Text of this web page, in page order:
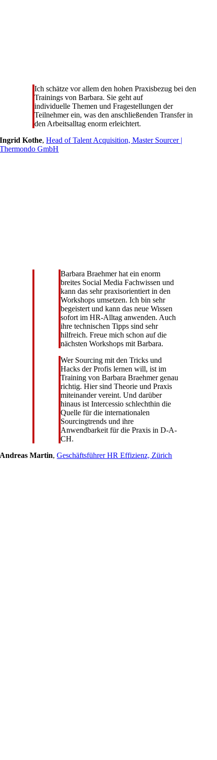
Ich schätze vor allem den hohen Praxisbezug bei den
Trainings von Barbara. Sie geht auf
individuelle Themen und Fragestellungen der
Teilnehmer ein, was den anschließenden Transfer in
den Arbeitsalltag enorm erleichtert.
Ingrid Kothe,Head of Talent Acquisition, Master Sourcer |
Thermondo GmbH
Barbara Braehmer hat ein enorm
breites Social Media Fachwissen und
kann das sehr praxisorientiert in den
Workshops umsetzen. Ich bin sehr
begeistert und kann das neue Wissen
sofort im HR-Alltag anwenden. Auch
ihre technischen Tipps sind sehr
hilfreich. Freue mich schon auf die
nächsten Workshops mit Barbara.
Wer Sourcing mit den Tricks und
Hacks der Profis lernen will, ist im
Training von Barbara Braehmer genau
richtig. Hier sind Theorie und Praxis
miteinander vereint. Und darüber
hinaus ist Intercessio schlechthin die
Quelle für die internationalen
Sourcingtrends und ihre
Anwendbarkeit für die Praxis in D-A-
CH.
Andreas Martin,Geschäftsführer HR Effizienz, Zürich